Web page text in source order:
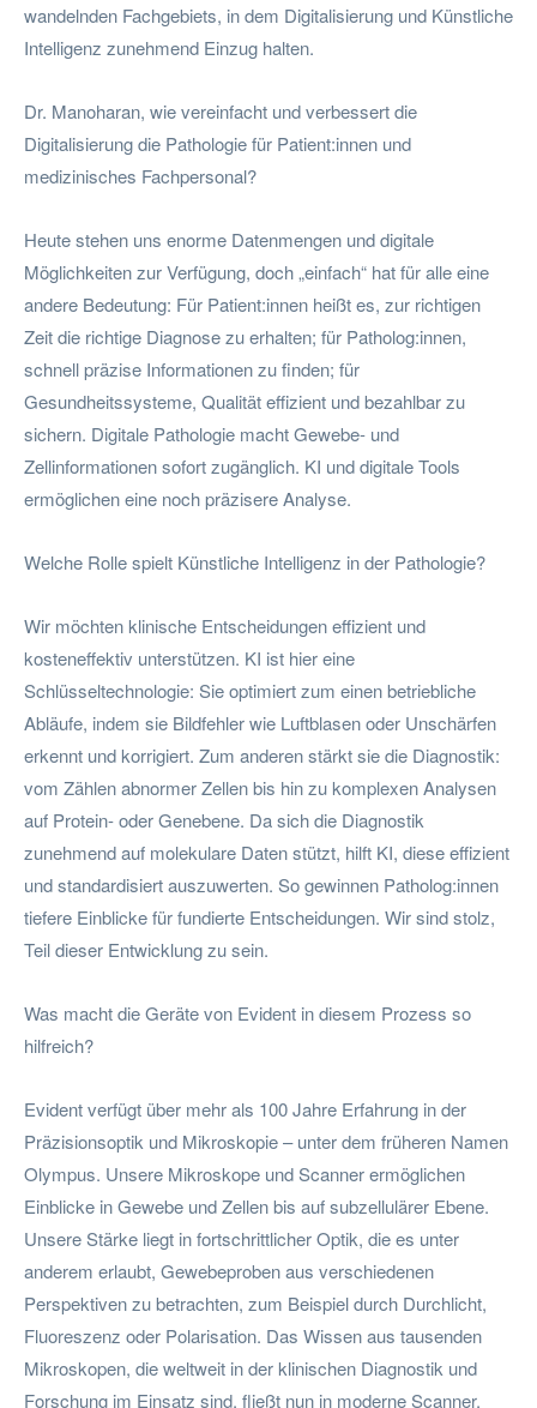
wandelnden Fachgebiets, in dem Digitalisierung und Künstliche
Intelligenz zunehmend Einzug halten.
Dr. Manoharan, wie vereinfacht und verbessert die
Digitalisierung die Pathologie für Patient:innen und
medizinisches Fachpersonal?
Heute stehen uns enorme Datenmengen und digitale
Möglichkeiten zur Verfügung, doch „einfach“ hat für alle eine
andere Bedeutung: Für Patient:innen heißt es, zur richtigen
Zeit die richtige Diagnose zu erhalten; für Patholog:innen,
schnell präzise Informationen zu finden; für
Gesundheitssysteme, Qualität effizient und bezahlbar zu
sichern. Digitale Pathologie macht Gewebe- und
Zellinformationen sofort zugänglich. KI und digitale Tools
ermöglichen eine noch präzisere Analyse.
Welche Rolle spielt Künstliche Intelligenz in der Pathologie?
Wir möchten klinische Entscheidungen effizient und
kosteneffektiv unterstützen. KI ist hier eine
Schlüsseltechnologie: Sie optimiert zum einen betriebliche
Abläufe, indem sie Bildfehler wie Luftblasen oder Unschärfen
erkennt und korrigiert. Zum anderen stärkt sie die Diagnostik:
vom Zählen abnormer Zellen bis hin zu komplexen Analysen
auf Protein- oder Genebene. Da sich die Diagnostik
zunehmend auf molekulare Daten stützt, hilft KI, diese effizient
und standardisiert auszuwerten. So gewinnen Patholog:innen
tiefere Einblicke für fundierte Entscheidungen. Wir sind stolz,
Teil dieser Entwicklung zu sein.
Was macht die Geräte von Evident in diesem Prozess so
hilfreich?
Evident verfügt über mehr als 100 Jahre Erfahrung in der
Präzisionsoptik und Mikroskopie – unter dem früheren Namen
Olympus. Unsere Mikroskope und Scanner ermöglichen
Einblicke in Gewebe und Zellen bis auf subzellulärer Ebene.
Unsere Stärke liegt in fortschrittlicher Optik, die es unter
anderem erlaubt, Gewebeproben aus verschiedenen
Perspektiven zu betrachten, zum Beispiel durch Durchlicht,
Fluoreszenz oder Polarisation. Das Wissen aus tausenden
Mikroskopen, die weltweit in der klinischen Diagnostik und
Forschung im Einsatz sind, fließt nun in moderne Scanner,